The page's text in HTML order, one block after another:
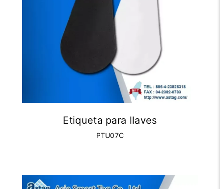
Etiqueta para llaves
PTU07C